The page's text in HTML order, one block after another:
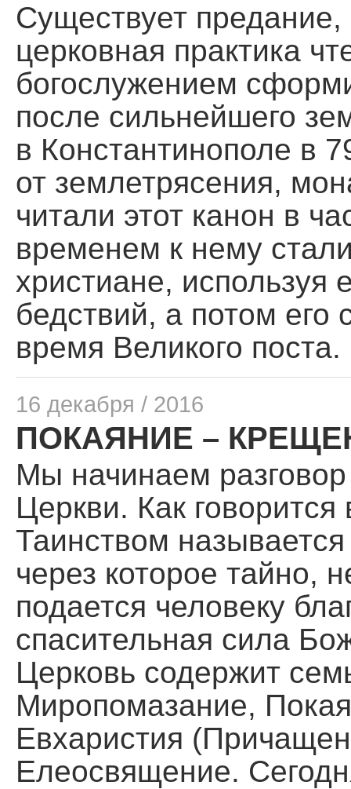
Существует
церковная практика
богослужением
после сильнейшего
в Константинополе в
от землетрясения,
читали этот канон в
временем к нему
христиане, используя
бедствий, а потом его
время Великого поста.
16 декабря / 2016
ПОКАЯНИЕ –
Мы начинаем
Церкви. Как
Таинством
через которое тайно,
подается человеку
спасительная сила
Церковь содержит
Миропо­мазание,
Евхаристия
Еле­освящение.